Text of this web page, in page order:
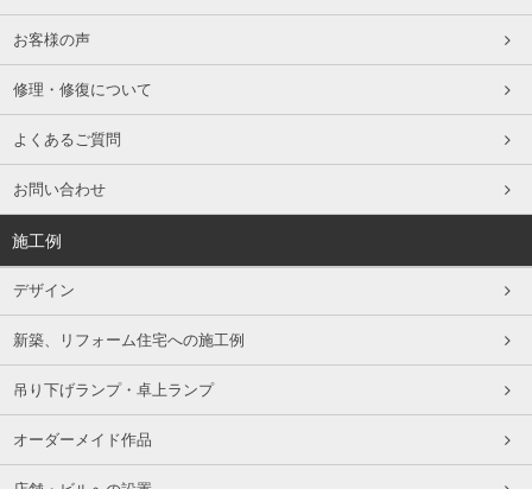
お客様の声
修理・修復について
よくあるご質問
お問い合わせ
施工例
デザイン
新築、リフォーム住宅への施工例
吊り下げランプ・卓上ランプ
オーダーメイド作品